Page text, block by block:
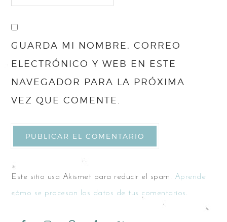
GUARDA MI NOMBRE, CORREO
ELECTRÓNICO Y WEB EN ESTE
NAVEGADOR PARA LA PRÓXIMA
VEZ QUE COMENTE.
Este sitio usa Akismet para reducir el spam. Aprende
cómo se procesan los datos de tus comentarios.